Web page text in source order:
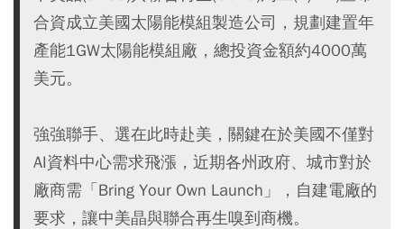
合資成立美國太陽能模組製造公司，規劃建置年
產能1GW太陽能模組廠，總投資金額約4000萬
美元。
強強聯手、選在此時赴美，關鍵在於美國不僅對
AI資料中心需求飛漲，近期各州政府、城市對於
廠商需「Bring Your Own Launch」，自建電廠的
要求，讓中美晶與聯合再生嗅到商機。